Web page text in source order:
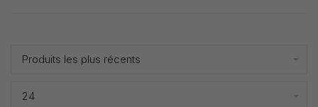
Maternity
Produits les plus récents
24